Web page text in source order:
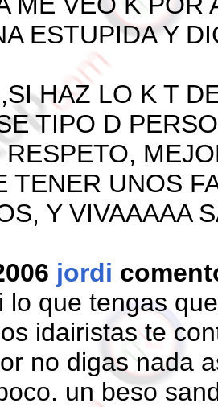
ESTUPIDA Y
HAZ LO K T
TIPO D
TENER UNOS
Y VIVAAAAA
jordi
lo que tengas
idairistas te
no digas nada
un beso